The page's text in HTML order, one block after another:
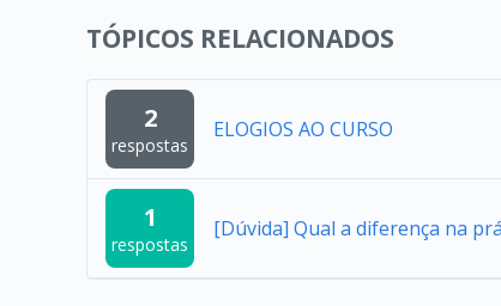
TÓPICOS RELACIONADOS
2
respostas
ELOGIOS AO CURSO
1
respostas
[Dúvida] Qual a diferença na